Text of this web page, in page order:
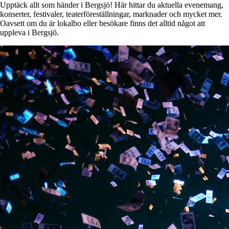
Upptäck allt som händer i Bergsjö! Här hittar du aktuella evenemang,
konserter, festivaler, teaterföreställningar, marknader och mycket mer.
Oavsett om du är lokalbo eller besökare finns det alltid något att
uppleva i Bergsjö.